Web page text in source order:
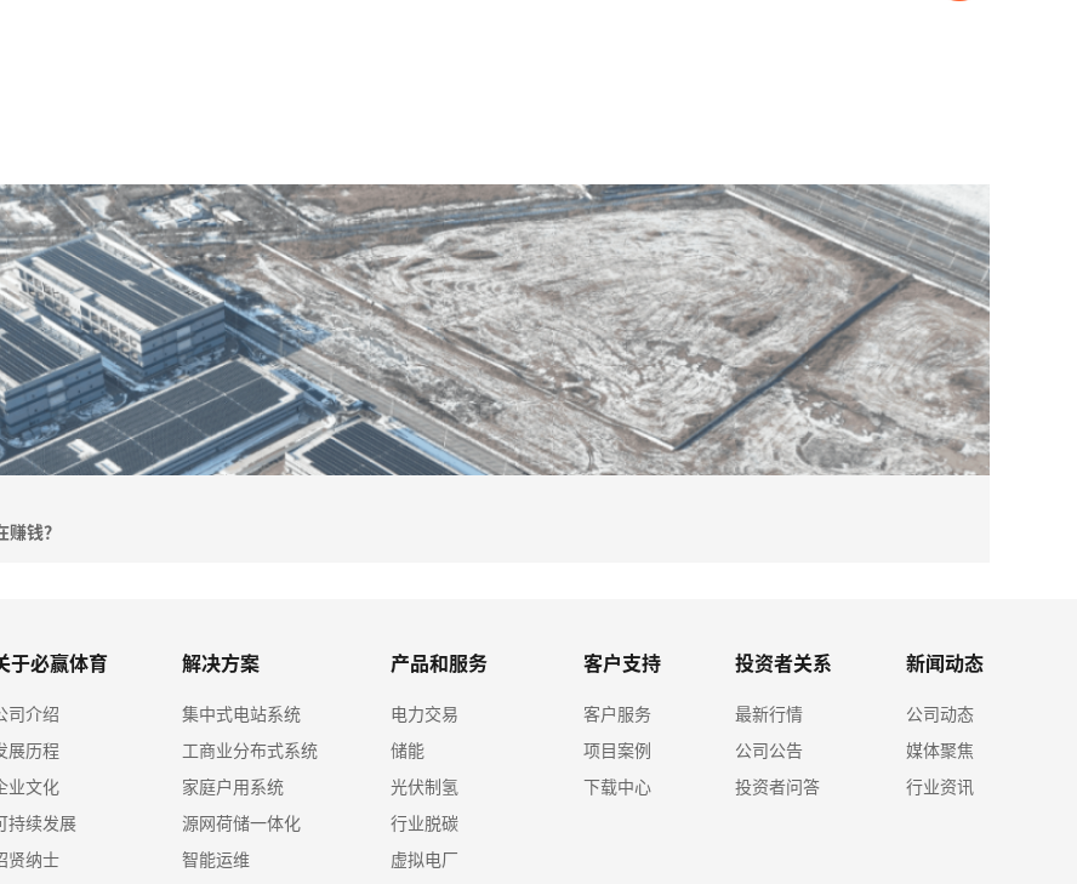
钱？
于必赢体育
司介绍
展历程
业文化
持续发展
贤纳士
解决方案
集中式电站系统
工商业分布式系统
家庭户用系统
源网荷储一体化
智能运维
产品和服务
电力交易
储能
光伏制氢
行业脱碳
虚拟电厂
客户支持
客户服务
项目案例
下载中心
投资者关系
最新行情
公司公告
投资者问答
新闻动态
公司动态
媒体聚焦
行业资讯